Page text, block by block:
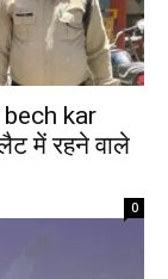
bech kar
में रहने वाले
0